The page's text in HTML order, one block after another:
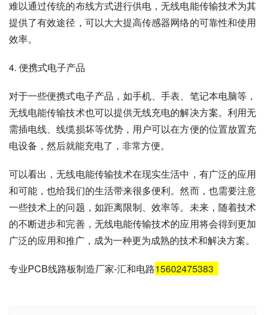
难以通过传统的布线方式进行供电，无线电能传输技术为其
提供了有效途径，可以大大提高传感器网络的可靠性和使用
效率。
4. 便携式电子产品
对于一些便携式电子产品，如手机、手表、笔记本电脑等，
无线电能传输技术也可以提供无线充电的解决方案。利用无
需插电线、线缆损坏等优势，用户可以在方便的位置放置充
电设备，然后就能充电了，非常方便。
可以看出，无线电能传输技术在现实生活中，有广泛的应用
和可能，也给我们的生活带来很多便利。然而，也需要注意
一些技术上的问题，如距离限制、效率等。未来，随着技术
的不断进步和完善，无线电能传输技术的应用将会得到更加
广泛的应用和推广，成为一种更为成熟的技术和解决方案。
专业PCB线路板制造厂家-汇和电路15602475383